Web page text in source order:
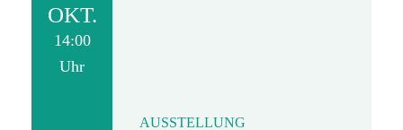
OKT.
14:00
Uhr
AUSSTELLUNG